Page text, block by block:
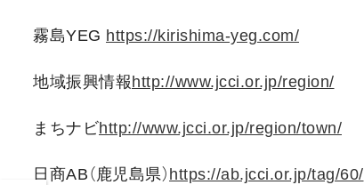
霧島YEG https://kirishima-yeg.com/
地域振興情報 http://www.jcci.or.jp/region/
まちナビhttp://www.jcci.or.jp/region/town/
日商AB（鹿児島県） https://ab.jcci.or.jp/tag/60/